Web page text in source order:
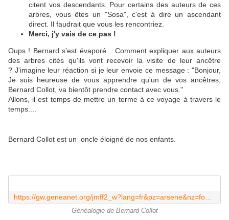
citent vos descendants. Pour certains des auteurs de ces
arbres, vous êtes un "Sosa", c'est à dire un ascendant
direct. Il faudrait que vous les rencontriez.
Merci, j'y vais de ce pas !
Oups ! Bernard s'est évaporé... Comment expliquer aux auteurs
des arbres cités qu'ils vont recevoir la visite de leur ancêtre
? J'imagine leur réaction si je leur envoie ce message : "Bonjour,
Je suis heureuse de vous apprendre qu'un de vos ancêtres,
Bernard Collot, va bientôt prendre contact avec vous."
Allons, il est temps de mettre un terme à ce voyage à travers le
temps....
Bernard Collot est un oncle éloigné de nos enfants.
Généalogie de Bernard Collot